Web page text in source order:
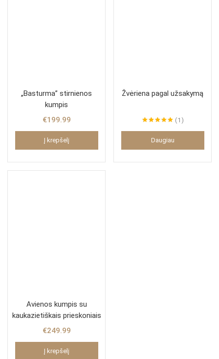
„Basturma” stirnienos
kumpis
€199.99
Į krepšelį
Žvėriena pagal užsakymą
1
Daugiau
Avienos kumpis su
kaukazietiškais prieskoniais
€249.99
Į krepšelį